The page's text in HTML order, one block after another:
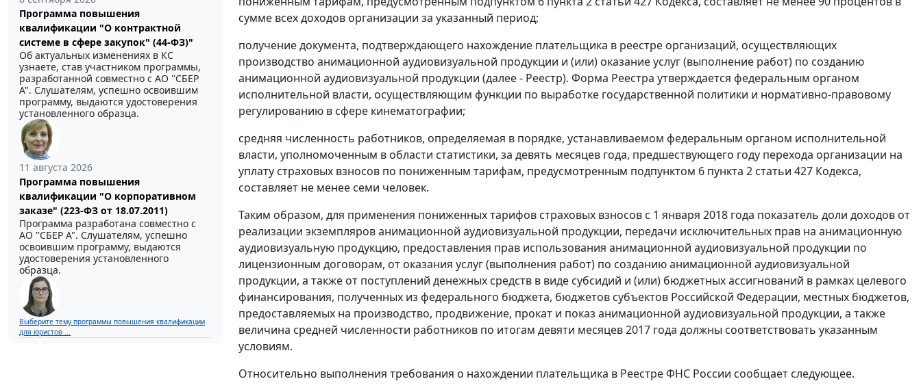
Программа повышения
квалификации "О контрактной
системе в сфере закупок" (44-ФЗ)"
Об актуальных изменениях в КС
узнаете, став участником программы,
разработанной совместно с АО ''СБЕР
А". Слушателям, успешно освоившим
программу, выдаются удостоверения
установленного образца.
11 августа 2026
Программа повышения
квалификации "О корпоративном
заказе" (223-ФЗ от 18.07.2011)
Программа разработана совместно с
АО ''СБЕР А". Слушателям, успешно
освоившим программу, выдаются
удостоверения установленного
образца.
Выберите тему программы повышения квалификации
для юристов ...
сумме всех доходов организации за указанный период;
получение документа, подтверждающего нахождение плательщика в реестре организаций, осуществляющих
производство анимационной аудиовизуальной продукции и (или) оказание услуг (выполнение работ) по созданию
анимационной аудиовизуальной продукции (далее - Реестр). Форма Реестра утверждается федеральным органом
исполнительной власти, осуществляющим функции по выработке государственной политики и нормативно-правовому
регулированию в сфере кинематографии;
средняя численность работников, определяемая в порядке, устанавливаемом федеральным органом исполнительной
власти, уполномоченным в области статистики, за девять месяцев года, предшествующего году перехода организации на
уплату страховых взносов по пониженным тарифам, предусмотренным подпунктом 6 пункта 2 статьи 427 Кодекса,
составляет не менее семи человек.
Таким образом, для применения пониженных тарифов страховых взносов с 1 января 2018 года показатель доли доходов от
реализации экземпляров анимационной аудиовизуальной продукции, передачи исключительных прав на анимационную
аудиовизуальную продукцию, предоставления прав использования анимационной аудиовизуальной продукции по
лицензионным договорам, от оказания услуг (выполнения работ) по созданию анимационной аудиовизуальной
продукции, а также от поступлений денежных средств в виде субсидий и (или) бюджетных ассигнований в рамках целевого
финансирования, полученных из федерального бюджета, бюджетов субъектов Российской Федерации, местных бюджетов,
предоставляемых на производство, продвижение, прокат и показ анимационной аудиовизуальной продукции, а также
величина средней численности работников по итогам девяти месяцев 2017 года должны соответствовать указанным
условиям.
Относительно выполнения требования о нахождении плательщика в Реестре ФНС России сообщает следующее.